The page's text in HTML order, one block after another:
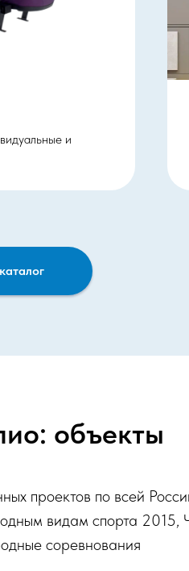
и
объекты
проектов по всей
видам спорта 2015,
соревнования